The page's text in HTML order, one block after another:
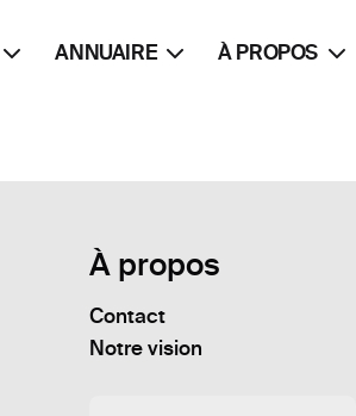
ANNUAIRE À PROPOS
À propos
Contact
Notre vision